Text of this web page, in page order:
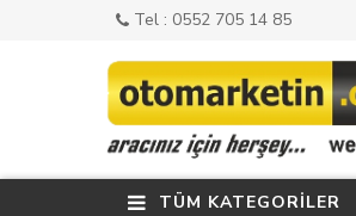
Tel : 0552 705 14 85
TÜM KATEGORİLER